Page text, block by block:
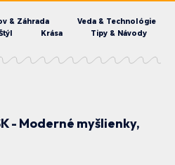
& Záhrada
Veda & Technológie
Krása Tipy & Návody
- Moderné myšlienky,